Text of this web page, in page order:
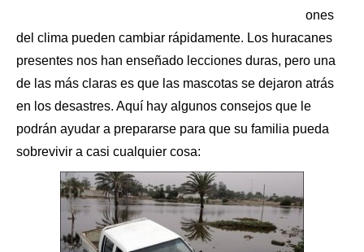
ones
del clima pueden cambiar rápidamente. Los huracanes
presentes nos han enseñado lecciones duras, pero una
de las más claras es que las mascotas se dejaron atrás
en los desastres. Aquí hay algunos consejos que le
podrán ayudar a prepararse para que su familia pueda
sobrevivir a casi cualquier cosa: